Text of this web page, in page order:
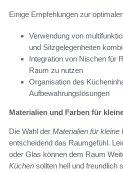
Einige Empfehlungen zur
Verwendung von
und Sitzgelegenheiten
Integration von Nischen für
Raum zu nutzen
Organisation des
Aufbewahrungslösungen
Materialien und Farben für
Die Wahl der Materialien für kleine
entscheidend das Raumgefühl.
oder Glas können dem Raum
Küchen sollten hell und freundlich